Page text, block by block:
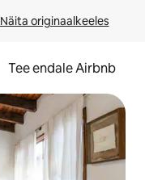
Näita originaalkeeles
Tee endale Airbnb